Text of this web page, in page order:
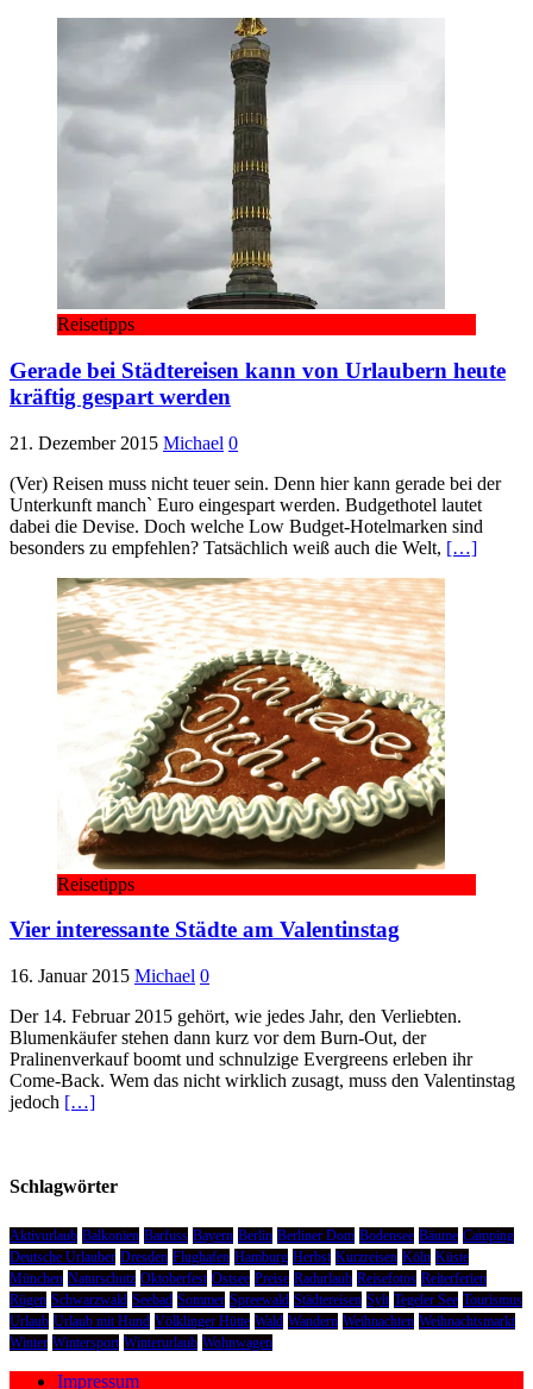
Reisetipps
Gerade bei Städtereisen kann von Urlaubern heute
kräftig gespart werden
21. Dezember 2015 Michael 0
(Ver) Reisen muss nicht teuer sein. Denn hier kann gerade bei der
Unterkunft manch` Euro eingespart werden. Budgethotel lautet
dabei die Devise. Doch welche Low Budget-Hotelmarken sind
besonders zu empfehlen? Tatsächlich weiß auch die Welt, […]
Reisetipps
Vier interessante Städte am Valentinstag
16. Januar 2015 Michael 0
Der 14. Februar 2015 gehört, wie jedes Jahr, den Verliebten.
Blumenkäufer stehen dann kurz vor dem Burn-Out, der
Pralinenverkauf boomt und schnulzige Evergreens erleben ihr
Come-Back. Wem das nicht wirklich zusagt, muss den Valentinstag
jedoch […]
Schlagwörter
Aktivurlaub Balkonien Barfuss Bayern Berlin Berliner Dom Bodensee Bäume Camping
Deutsche Urlauber Dresden Flughafen Hamburg Herbst Kurzreisen Köln Küste
München Naturschutz Oktoberfest Ostsee Preise Radurlaub Reisefotos Reiterferien
Rügen Schwarzwald Seebad Sommer Spreewald Städtereisen Sylt Tegeler See Tourismus
Urlaub Urlaub mit Hund Völklinger Hütte Wald Wandern Weihnachten Weihnachtsmarkt
Winter Wintersport Winterurlaub Wohnwagen
Impressum